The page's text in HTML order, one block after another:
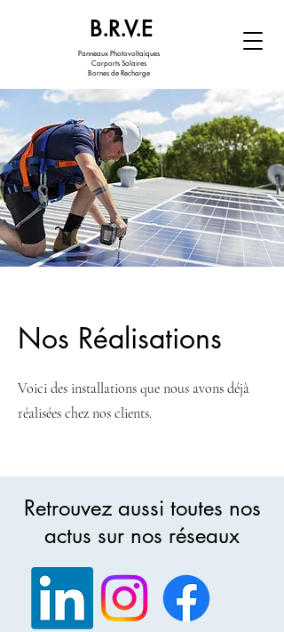
B.R.V.E
Panneaux Photovoltaïques
Carports Solaires
Bornes de Recharge
Nos Réalisations
Voici des installations que nous avons déjà
réalisées chez nos clients.
Retrouvez aussi toutes nos
actus sur nos réseaux
Installation Chanos-